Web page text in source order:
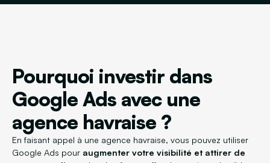
Pourquoi investir dans
Google Ads avec une
agence havraise ?
En faisant appel à une agence havraise, vous pouvez utiliser
Google Ads pour augmenter votre visibilité et attirer de